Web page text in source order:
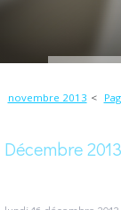
novembre 2013
Décembre 2013